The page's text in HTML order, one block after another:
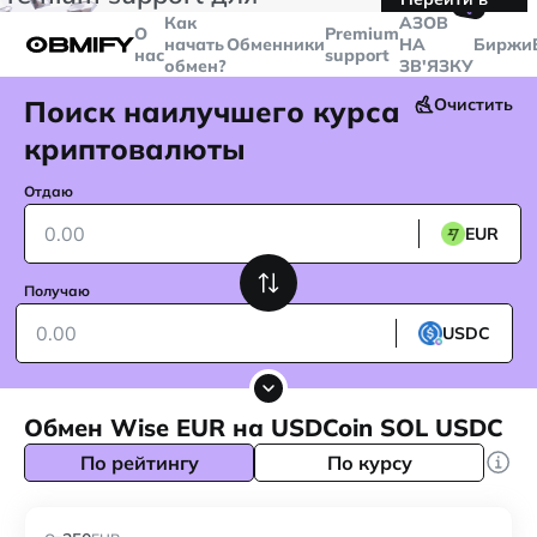
больше
$5000
Telegram
О
нас
Как
начать
обмен?
ОбменникиPremium
support
🤙
AЗОВ
НА
ЗВ'ЯЗКУ
Биржи
Поиск наилучшего курса
криптовалюты
Очистить
Отдаю
EUR
Получаю
USDC
Обмен Wise EUR на USDCoin SOL USDC
По рейтингу По курсу